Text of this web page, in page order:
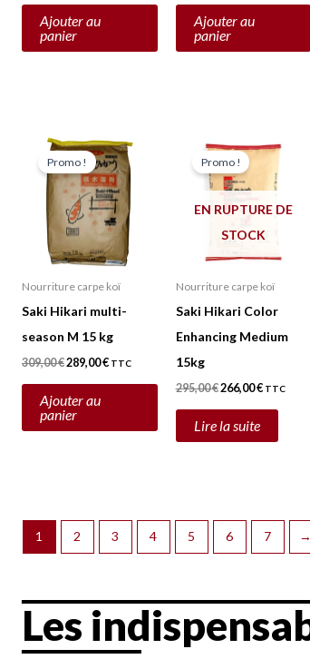
Ajouter au
panier
Ajouter au
panier
Promo !
Nourriture carpe koï
Saki Hikari multi-
season M 15 kg
309,00€
Le
prix
initial
était :
309,00 €.
289,00€
Le
prix
actuel
est :
289,00 €.
TTC
Ajouter au
panier
EN RUPTURE DE
STOCK
Promo !
Nourriture carpe koï
Saki Hikari Color
Enhancing Medium
15kg
295,00€
prix
initial
était :
266,00€
prix
est :
TTC
Lire la suite
1 2 3 4 5 6 7 →
Les